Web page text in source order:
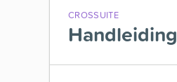
CROSSUITE
Handleiding